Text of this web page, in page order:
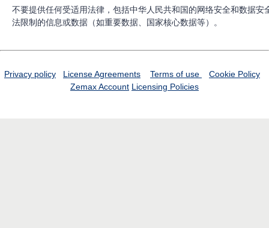
不要提供任何受适用法律，包括中华人民共和国的网络安全和数据安
法限制的信息或数据（如重要数据、国家核心数据等）。
Privacy policy License Agreements Terms of use
Cookie Policy
Zemax Account Licensing Policies